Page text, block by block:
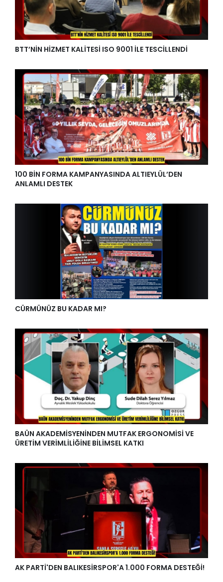
BTT’NİN HİZMET KALİTESİ ISO 9001 İLE TESCİLLENDİ
100 BİN FORMA KAMPANYASINDA ALTIEYLÜL’DEN
ANLAMLI DESTEK
CÜRMÜNÜZ BU KADAR MI?
BAÜN AKADEMİSYENİNDEN MUTFAK ERGONOMİSİ VE
ÜRETİM VERİMLİLİĞİNE BİLİMSEL KATKI
AK PARTİ'DEN BALIKESİRSPOR'A 1.000 FORMA DESTEĞİ!